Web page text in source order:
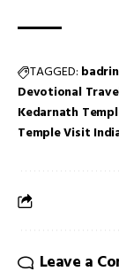
TAGGED:
Devotional
Kedarnath
Temple Visit
Leave a